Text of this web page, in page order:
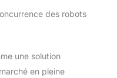
des robots
une solution
en pleine